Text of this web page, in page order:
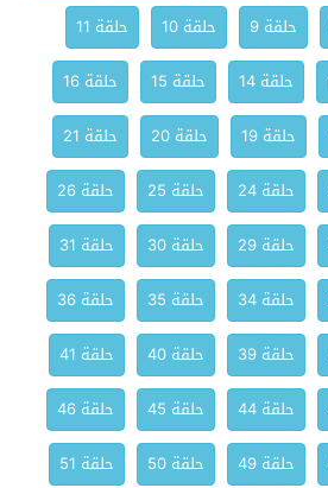
حلقة 9 حلقة 10
حلقة 11
حلقة 14 حلقة 15
حلقة 16
حلقة 19 حلقة 20
حلقة 21
حلقة 24 حلقة 25
حلقة 26
حلقة 29 حلقة 30
حلقة 31
حلقة 34 حلقة 35
حلقة 36
حلقة 39 حلقة 40
حلقة 41
حلقة 44 حلقة 45
حلقة 46
حلقة 49 حلقة 50
حلقة 51